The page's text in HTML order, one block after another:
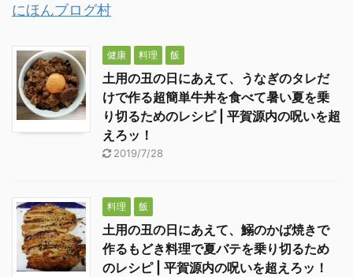
にほんブログ村
健康 料理 飯
土用の丑の日にあえて、うなぎのタレだ
けで作る超簡単牛丼を食べて暑い夏を乗
り切るためのレシピ | 平賀源内の呪いを超
えろッ！
2019/7/28
料理 飯
土用の丑の日にあえて、鰯のかば焼きで
作るもどき料理で夏バテを乗り切るため
のレシピ | 平賀源内の呪いを超えろッ！